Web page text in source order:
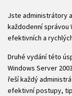
Jste administrátory
každodenní správou
efektivních a
Druhé vydání této
Windows Server
řeší každý
efektivní postupy,